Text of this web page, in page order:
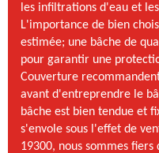
les infiltrations d'eau et
L'importance de bien
estimée; une bâche de
pour garantir une
Couverture
avant d'entreprendre le
bâche est bien tendue et
s'envole sous l'effet de
19300, nous sommes